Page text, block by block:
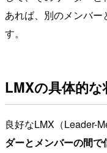
あれば、別のメンバー
す。
LMXの具体的な
良好なLMX（Leader-
ダーとメンバーの間